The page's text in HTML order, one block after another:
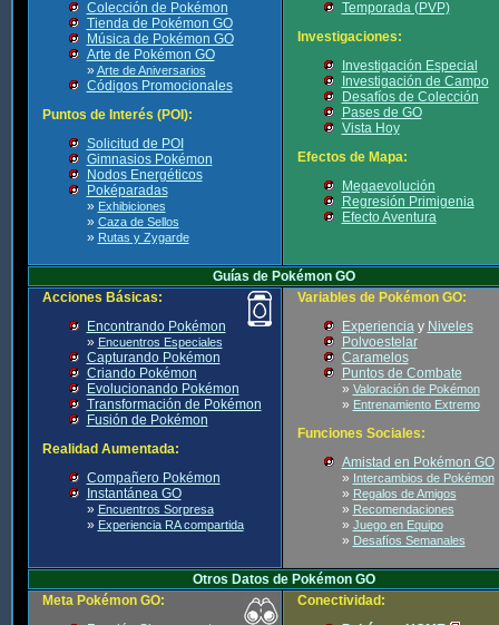
Colección de Pokémon
Tienda de Pokémon GO
Música de Pokémon GO
Arte de Pokémon GO
» Arte de Aniversarios
Códigos Promocionales
Puntos de Interés (POI):
Solicitud de POI
Gimnasios Pokémon
Nodos Energéticos
Poképaradas
» Exhibiciones
» Caza de Sellos
» Rutas y Zygarde
Temporada (PVP)
Investigaciones:
Investigación Especial
Investigación de Campo
Desafíos de Colección
Pases de GO
Vista Hoy
Efectos de Mapa:
Megaevolución
Regresión Primigenia
Efecto Aventura
Guías de Pokémon GO
Acciones Básicas:
Encontrando Pokémon
» Encuentros Especiales
Capturando Pokémon
Criando Pokémon
Evolucionando Pokémon
Transformación de Pokémon
Fusión de Pokémon
Realidad Aumentada:
Compañero Pokémon
Instantánea GO
» Encuentros Sorpresa
» Experiencia RA compartida
Variables de Pokémon GO:
Experienciay Niveles
Polvoestelar
Caramelos
Puntos de Combate
» Valoración de Pokémon
» Entrenamiento Extremo
Funciones Sociales:
Amistad en Pokémon GO
» Intercambios de Pokémon
» Regalos de Amigos
» Recomendaciones
» Juego en Equipo
» Desafíos Semanales
Otros Datos de Pokémon GO
Meta Pokémon GO:
Conectividad: